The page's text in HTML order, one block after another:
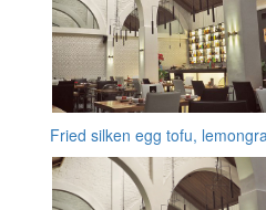
Fried silken egg tofu,